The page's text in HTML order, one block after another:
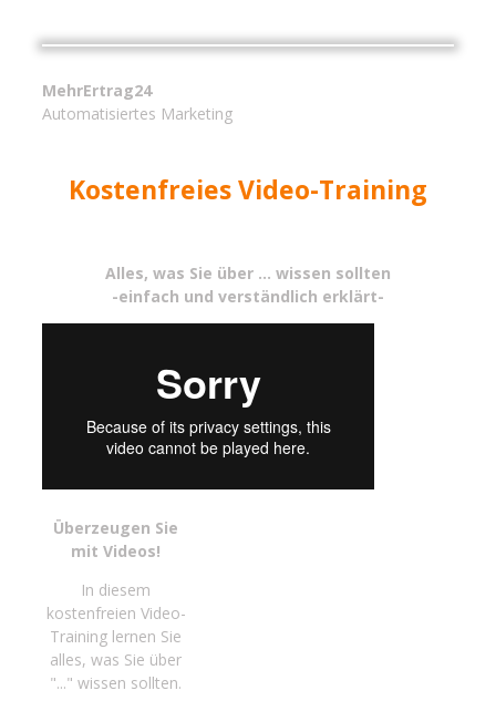
MehrErtrag24
Automatisiertes Marketing
Kostenfreies Video-Training
Alles, was Sie über ... wissen sollten
-einfach und verständlich erklärt-
Überzeugen Sie
mit Videos!
In diesem
kostenfreien Video-
Training lernen Sie
alles, was Sie über
"..." wissen sollten.